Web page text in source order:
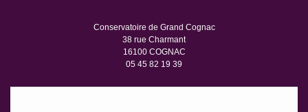
Conservatoire de Grand Cognac
38 rue Charmant
16100 COGNAC
05 45 82 19 39